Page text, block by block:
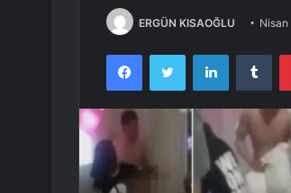
ERGÜN KISAOĞLU
FacebookTwitter LinkedIn